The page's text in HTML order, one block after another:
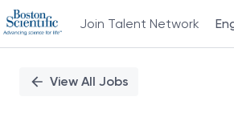
Join Talent Network
PositionView All Jobs